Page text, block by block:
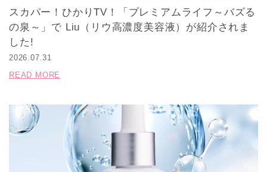
スカパー！ひかりTV！「プレミアムライフ～バズる
の泉～」で Liu（リウ高濃度美容液）が紹介されま
した!
2026.07.31
READ MORE